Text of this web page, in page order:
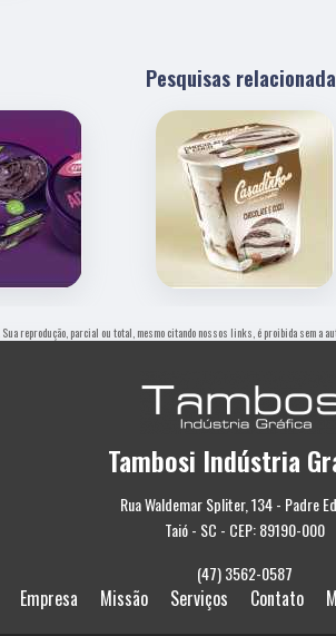
Pesquisas
reprodução, parcial ou total, mesmo citando nossos links, é proibida sem a
Tambosi Indústria
Rua Waldemar Spliter, 134 - Padre
Taió - SC - CEP: 89190-000
(47) 3562-0587
Empresa Missão Serviços Contato